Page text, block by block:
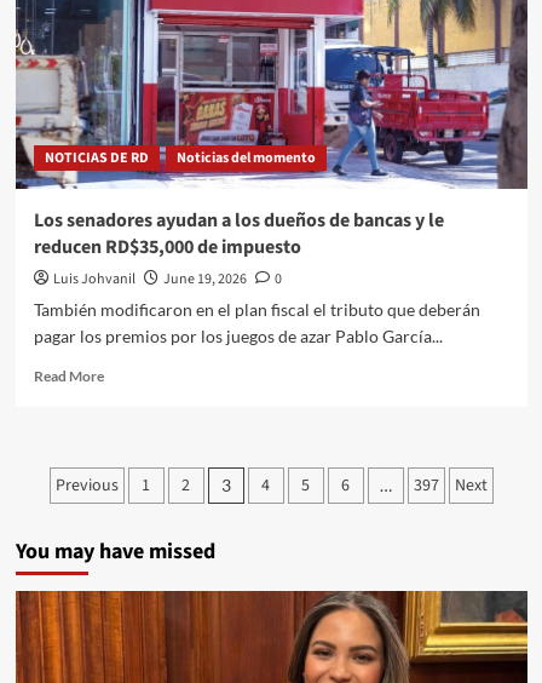
NOTICIAS DE RD Noticias del momento
Los senadores ayudan a los dueños de bancas y le
reducen RD$35,000 de impuesto
Luis Johvanil June 19, 2026
0
También modificaron en el plan fiscal el tributo que deberán
pagar los premios por los juegos de azar Pablo García...
Read More
Previous 1 2 3 4 5 6 … 397 Next
You may have missed